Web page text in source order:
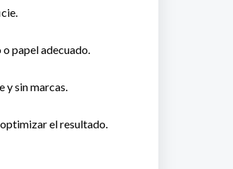
papel adecuado.
y sin marcas.
el resultado.